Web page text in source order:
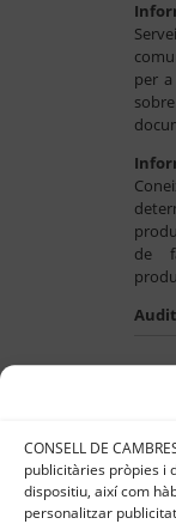
CONSELL DE
publicitàries pròpies i
dispositiu, així com
personalitzar
per
de